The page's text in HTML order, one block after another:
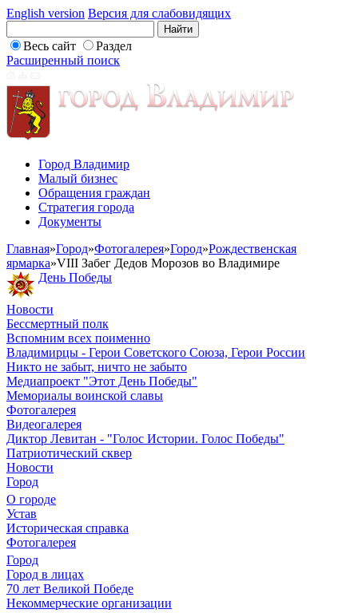
English version Версия для слабовидящих
Весь сайт
Раздел
Расширенный поиск
Город Владимир
Малый бизнес
Обращения граждан
Стратегия города
Документы
Главная»Город»Фотогалерея»Город»Рождественская
ярмарка»VIII Забег Дедов Морозов во Владимире
День Победы
Новости
Бессмертный полк
Вспомним всех поименно
Владимирцы - Герои Советского Союза, Герои России
Никто не забыт, ничто не забыто
Медиапроект "Этот День Победы"
Мемориалы воинской славы
Фотогалерея
Видеогалерея
Диктор Левитан - "Голос Истории. Голос Победы"
Патриотический сквер
Новости
Город
О городе
Устав
Историческая справка
Фотогалерея
Город
Город в лицах
70 лет Великой Победе
Некоммерческие организации